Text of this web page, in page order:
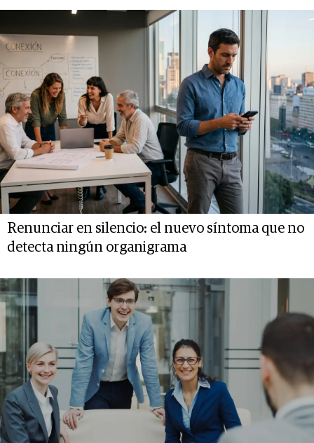
Renunciar en silencio: el nuevo síntoma que no
detecta ningún organigrama